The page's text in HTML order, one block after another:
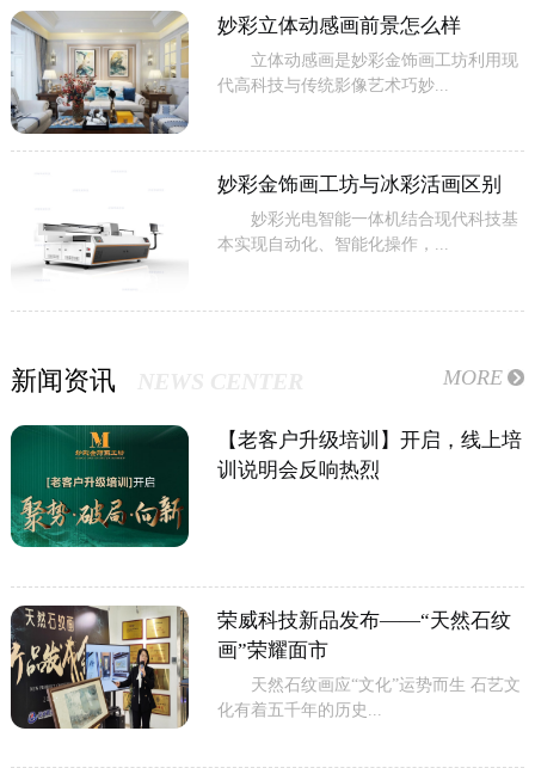
妙彩立体动感画前景怎么样
立体动感画是妙彩金饰画工坊利用现
代高科技与传统影像艺术巧妙...
妙彩金饰画工坊与冰彩活画区别
妙彩光电智能一体机结合现代科技基
本实现自动化、智能化操作，...
新闻资讯 MORE
【老客户升级培训】开启，线上培
训说明会反响热烈
荣威科技新品发布——“天然石纹
画”荣耀面市
天然石纹画应“文化”运势而生 石艺文
化有着五千年的历史...